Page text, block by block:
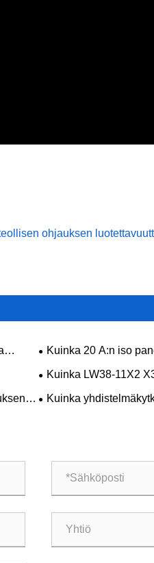
ohjauksen
Kuinka 20 A:n iso
ohjauspaneelin
Kuinka LW38-11X2
parantaa ohjauksen
Kuinka